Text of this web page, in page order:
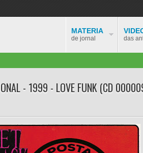
das
MATERIA
de jornal
- 1999 - LOVE FUNK (CD